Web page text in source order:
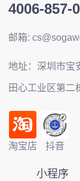
4006-857-
邮箱:
地址：深圳市宝
田心工业区第二
淘宝店 抖音
小程序